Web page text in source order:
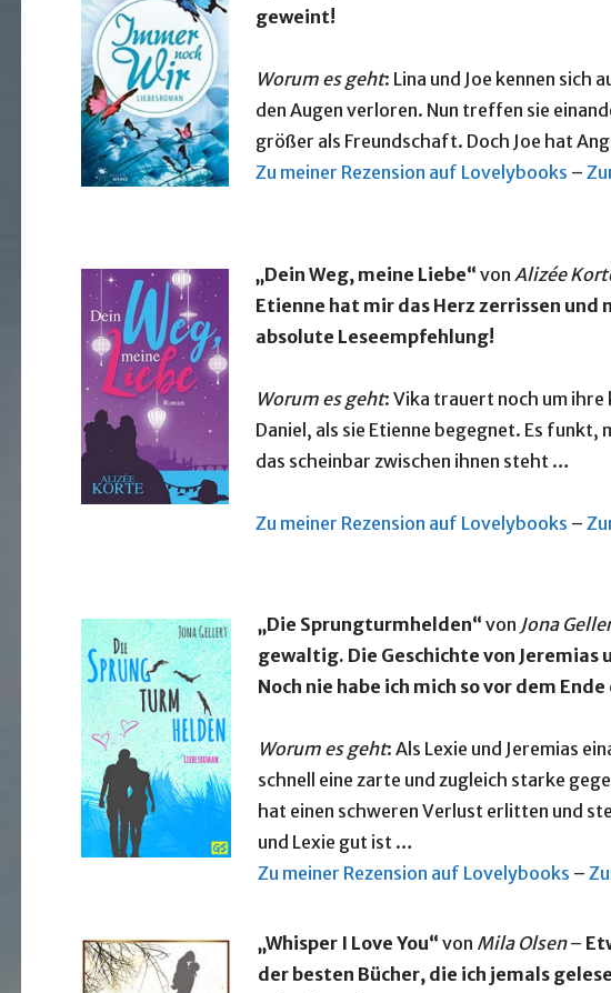
geweint!
Worum es geht: Lina und Joe kennen sich
den Augen verloren. Nun treffen sie
größer als Freundschaft. Doch Joe hat
Zu meiner Rezension auf Lovelybooks –
„Dein Weg, meine Liebe“ von Alizée
Etienne hat mir das Herz zerrissen und
absolute Leseempfehlung!
Worum es geht: Vika trauert noch um
Daniel, als sie Etienne begegnet. Es funkt,
das scheinbar zwischen ihnen steht …
Zu meiner Rezension auf Lovelybooks –
„Die Sprungturmhelden“ von Jona
gewaltig. Die Geschichte von Jeremias
Noch nie habe ich mich so vor dem
Worum es geht: Als Lexie und Jeremias
schnell eine zarte und zugleich starke
hat einen schweren Verlust erlitten und
und Lexie gut ist …
Zu meiner Rezension auf Lovelybooks –
„Whisper I Love You“ von Mila Olsen–
der besten Bücher, die ich jemals